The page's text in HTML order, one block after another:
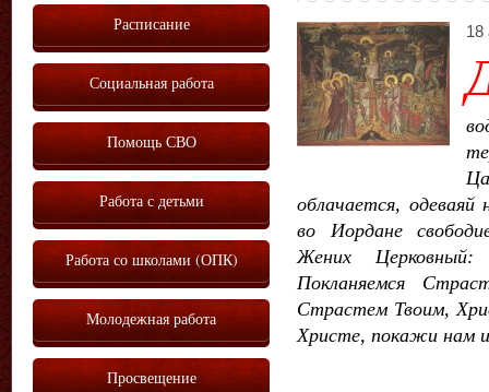
18
облачается,
во Иордане
Жених
Покланяемся
Страстем Твоим,
Христе, покажи нам и
Расписание
Социальная работа
Помощь СВО
Работа с детьми
Работа со школами (ОПК)
Молодежная работа
Просвещение